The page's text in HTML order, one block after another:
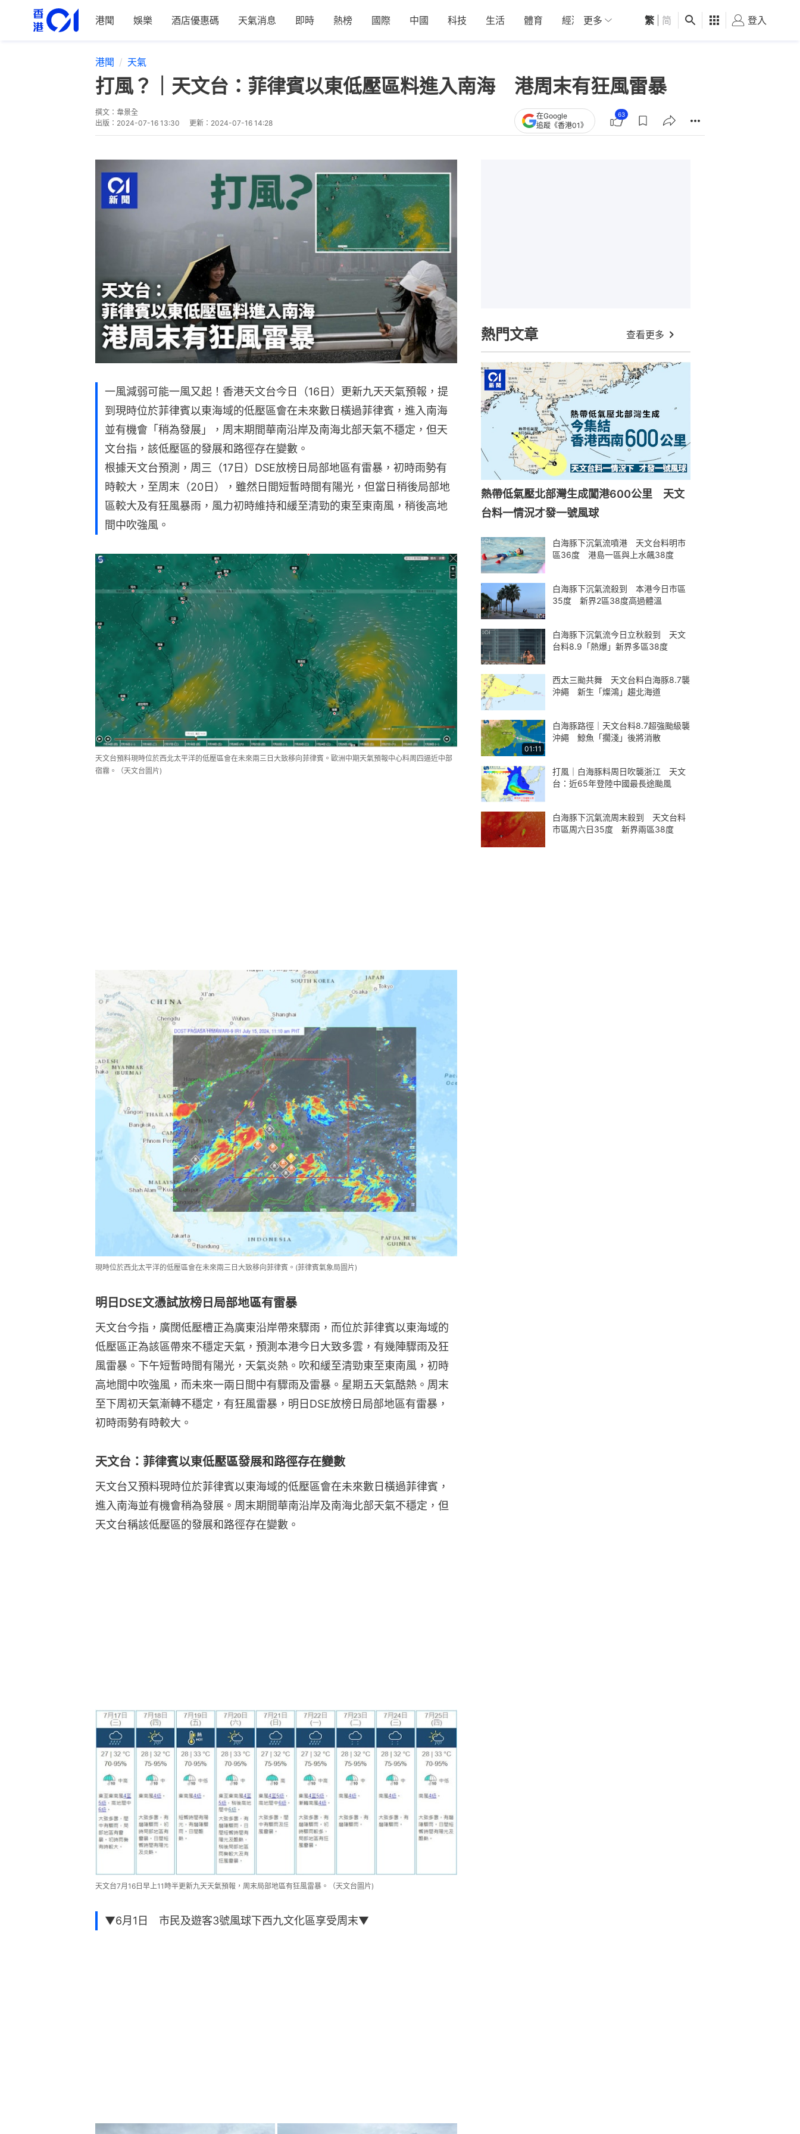
港聞 娛樂 酒店優惠碼 天氣消息 即時 熱榜 國際 中國 科技 生活 體育 經濟 01深圳 觀點 健康 好食玩飛
更多 繁 简 登入
港聞 天氣
打風？｜天文台：菲律賓以東低壓區料進入南海 港周末有狂風雷暴
撰文： 韋景全
出版： 2024-07-16 13:30 更新： 2024-07-16 14:28
在Google
追蹤《香港01》
63
一風減弱可能一風又起！香港天文台今日（16日）更新九天天氣預報，提
到現時位於菲律賓以東海域的低壓區會在未來數日橫過菲律賓，進入南海
並有機會「稍為發展」，周末期間華南沿岸及南海北部天氣不穩定，但天
文台指，該低壓區的發展和路徑存在變數。
根據天文台預測，周三（17日）DSE放榜日局部地區有雷暴，初時雨勢有
時較大，至周末（20日），雖然日間短暫時間有陽光，但當日稍後局部地
區較大及有狂風暴雨，風力初時維持和緩至清勁的東至東南風，稍後高地
間中吹強風。
天文台預料現時位於西北太平洋的低壓區會在未來兩三日大致移向菲律賓。歐洲中期天氣預報中心料周四逼近中部
宿霧。（天文台圖片)
現時位於西北太平洋的低壓區會在未來兩三日大致移向菲律賓。(菲律賓氣象局圖片)
明日DSE文憑試放榜日局部地區有雷暴
天文台今指，廣闊低壓槽正為廣東沿岸帶來驟雨，而位於菲律賓以東海域的
低壓區正為該區帶來不穩定天氣，預測本港今日大致多雲，有幾陣驟雨及狂
風雷暴。下午短暫時間有陽光，天氣炎熱。吹和緩至清勁東至東南風，初時
高地間中吹強風，而未來一兩日間中有驟雨及雷暴。星期五天氣酷熱。周末
至下周初天氣漸轉不穩定，有狂風雷暴，明日DSE放榜日局部地區有雷暴，
初時雨勢有時較大。
天文台：菲律賓以東低壓區發展和路徑存在變數
天文台又預料現時位於菲律賓以東海域的低壓區會在未來數日橫過菲律賓，
進入南海並有機會稍為發展。周末期間華南沿岸及南海北部天氣不穩定，但
天文台稱該低壓區的發展和路徑存在變數。
天文台7月16日早上11時半更新九天天氣預報，周末局部地區有狂風雷暴。（天文台圖片)
▼6月1日 市民及遊客3號風球下西九文化區享受周末▼
熱門文章 查看更多
熱帶低氣壓北部灣生成闖港600公里 天文
台料一情況才發一號風球
白海豚下沉氣流噴港 天文台料明市
區36度 港島一區與上水飆38度
白海豚下沉氣流殺到 本港今日市區
35度 新界2區38度高過體溫
白海豚下沉氣流今日立秋殺到 天文
台料8.9「熱爆」新界多區38度
西太三颱共舞 天文台料白海豚8.7襲
沖繩 新生「燦鴻」趨北海道
01:11
白海豚路徑｜天文台料8.7超強颱級襲
沖繩 鯨魚「擱淺」後將消散
打風｜白海豚料周日吹襲浙江 天文
台：近65年登陸中國最長途颱風
白海豚下沉氣流周末殺到 天文台料
市區周六日35度 新界兩區38度